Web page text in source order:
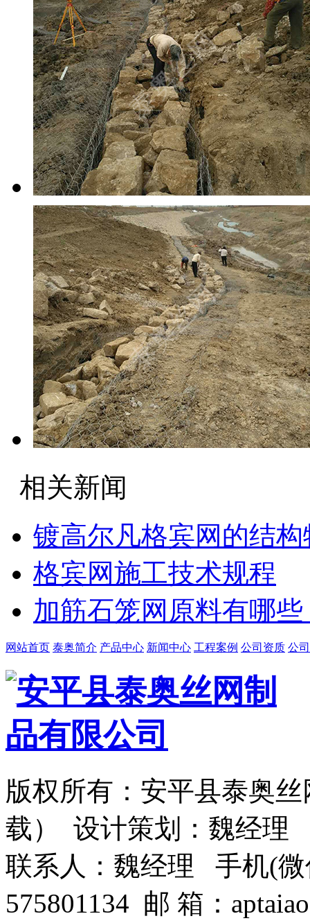
相关新闻
镀高尔凡格宾网的结构
格宾网施工技术规程
加筋石笼网原料有哪些
网站首页 泰奥简介 产品中心 新闻中心 工程案例 公司资质 公
版权所有：安平县泰奥
载） 设计策划：魏经理
联系人：魏经理 手机(微
575801134 邮 箱：